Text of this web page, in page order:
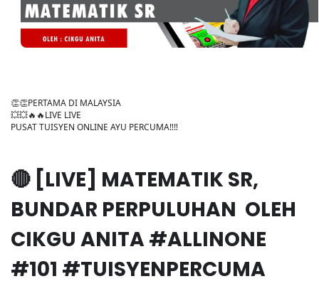
👏👏PERTAMA DI MALAYSIA
💥💥🔥🔥LIVE LIVE
PUSAT TUISYEN ONLINE AYU PERCUMA‼️‼️
🔴 [LIVE] MATEMATIK SR,
BUNDAR PERPULUHAN OLEH
CIKGU ANITA #ALLINONE
#101 #TUISYENPERCUMA